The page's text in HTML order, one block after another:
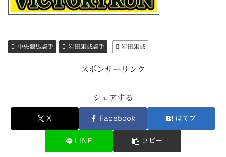
中央競馬騎手 岩田康誠騎手 岩田康誠
スポンサーリンク
シェアする
X Facebook はてブ
LINE コピー